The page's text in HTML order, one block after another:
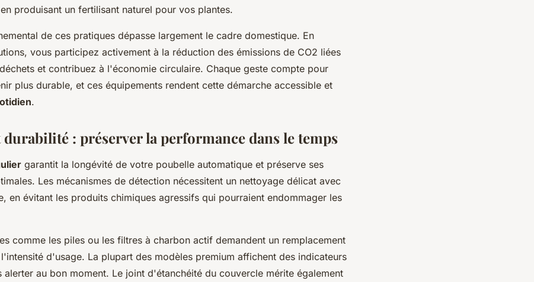
produisant un fertilisant naturel pour vos plantes.
de ces pratiques dépasse largement le cadre domestique. En
vous participez activement à la réduction des émissions de CO2 liées
et contribuez à l'économie circulaire. Chaque geste compte pour
plus durable, et ces équipements rendent cette démarche accessible et
.
: préserver la performance dans le temps
garantit la longévité de votre poubelle automatique et préserve ses
Les mécanismes de détection nécessitent un nettoyage délicat avec
en évitant les produits chimiques agressifs qui pourraient endommager les
comme les piles ou les filtres à charbon actif demandent un remplacement
d'usage. La plupart des modèles premium affichent des indicateurs
alerter au bon moment. Le joint d'étanchéité du couvercle mérite également